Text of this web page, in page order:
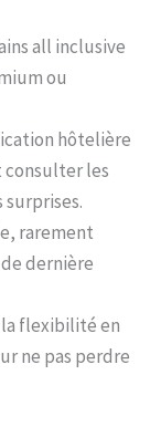
all inclusive
ou
hôtelière
consulter les
rarement
dernière
flexibilité en
ne pas perdre